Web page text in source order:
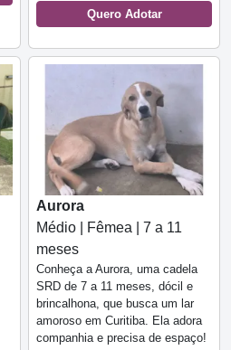
Quero Adotar
Aurora
Médio | Fêmea | 7 a 11
meses
Conheça a Aurora, uma cadela
SRD de 7 a 11 meses, dócil e
brincalhona, que busca um lar
amoroso em Curitiba. Ela adora
companhia e precisa de espaço!